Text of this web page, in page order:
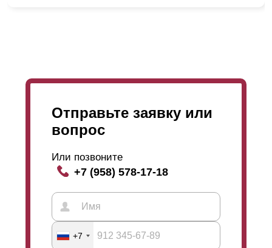
Также мы предоставляем возможность для Вас
выбрать глубину 50; 60; 80 мм и высоту
1,5 мм. С увеличением глубины секции,
увеличивается и высоталамели. А чем больше
приобретает массивности. Глубина секции и
ламелиникаким образом не действует на
срок эксплуатации забора. Менеджеры помогут вам с
выбором и продемонстрируют образцы.
Отправьте заявку или
вопрос
Или позвоните
+7 (958) 578-17-18
+7